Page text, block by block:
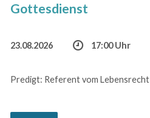
Gottesdienst
23.08.2026 17:00 Uhr
Predigt: Referent vom Lebensrecht